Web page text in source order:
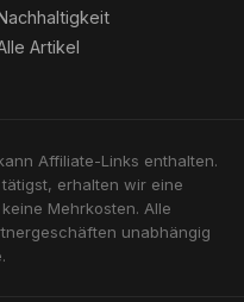
Artikel
Affiliate-Links enthalten.
erhalten wir eine
Mehrkosten. Alle
unabhängig